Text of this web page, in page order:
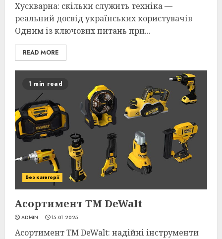
Хускварна: скільки служить техніка —
реальний досвід українських користувачів
Одним із ключових питань при...
READ MORE
1 min read
Без категорії
Асортимент ТМ DeWalt
ADMIN 15.01.2025
Асортимент ТМ DeWalt: надійні інструменти